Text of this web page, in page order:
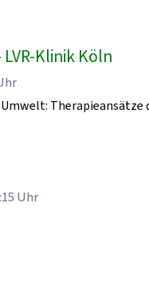
Klinik Köln
Therapieansätze
Uhr